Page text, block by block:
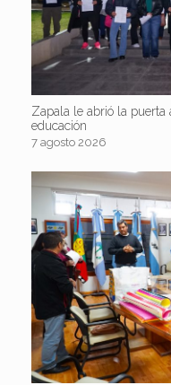
Zapala le abrió la
educación
7 agosto 2026